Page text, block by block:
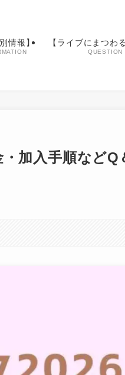
別情報】 【ライブにまつわ
QUESTION
加入手順などQ